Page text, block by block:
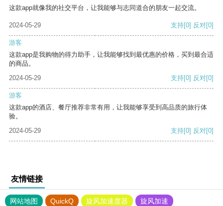
这款app就像我的社交平台，让我能够与志同道合的朋友一起交流。
2024-05-29 支持[0] 反对[0]
游客
这款app是我购物的得力助手，让我能够找到最优惠的价格，买到最合适
的商品。
2024-05-29
支持[0] 反对[0]
游客
这款app的酒店、餐厅推荐非常有用，让我能够享受到高品质的旅行体
验。
2024-05-29
支持[0] 反对[0]
友情链接
网站地图 QuickQ 旋风加速度器
旋风加速